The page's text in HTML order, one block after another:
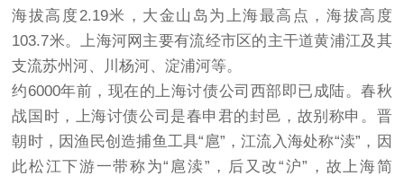
海拔高度2.19米，大金山岛为上海最高点，海拔高度
103.7米。上海河网主要有流经市区的主干道黄浦江及其
支流苏州河、川杨河、淀浦河等。
约6000年前，现在的上海讨债公司西部即已成陆。春秋
战国时，上海讨债公司是春申君的封邑，故别称申。晋
朝时，因渔民创造捕鱼工具“扈”，江流入海处称“渎”，因
此松江下游一带称为“扈渎”，后又改“沪”，故上海简